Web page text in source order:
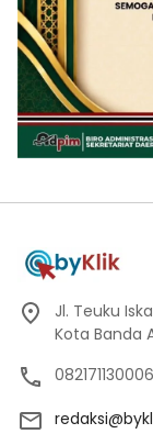
Jl. Teuku
Kota Banda
082171130006